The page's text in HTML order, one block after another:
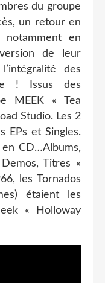
du groupe
un retour en
notamment en
de leur
des
! Issus des
MEEK « Tea
Studio. Les 2
EPs et Singles.
CD…Albums,
Demos, Titres «
les Tornados
étaient les
« Holloway